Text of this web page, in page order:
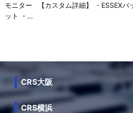
モニター 【カスタム詳細】 ・ESSEXバ
ット ・…
CRS大阪
CRS横浜